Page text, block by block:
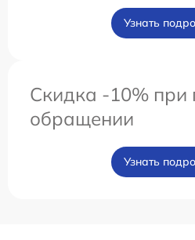
Узнать
Скидка -10% при
обращении
Узнать